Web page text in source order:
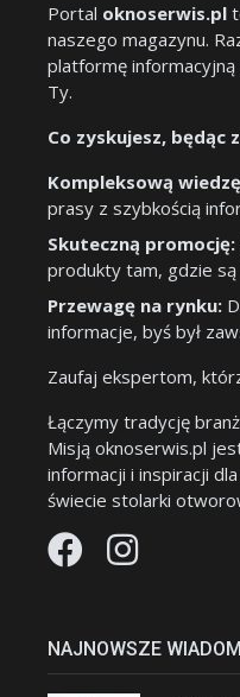
Portal oknoserwis.pl
naszego magazynu.
platformę
Ty.
Co zyskujesz, będąc
Kompleksową
prasy z szybkością
Skuteczną promocję:
produkty tam, gdzie są
Przewagę na rynku:
informacje, byś był
Zaufaj ekspertom,
Łączymy tradycję
Misją oknoserwis.pl
informacji i inspiracji
świecie stolarki
NAJNOWSZE